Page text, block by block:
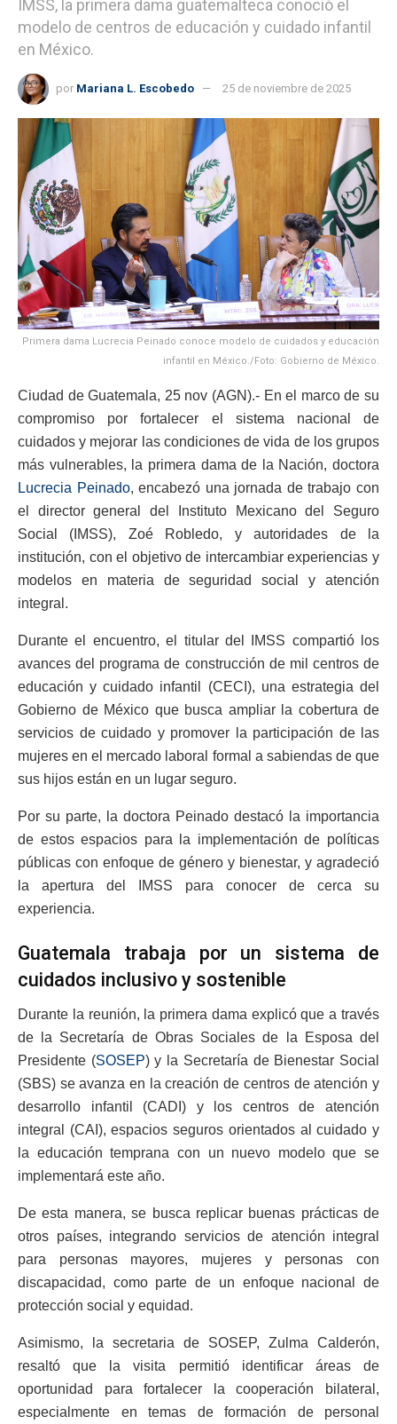
IMSS, la primera dama guatemalteca conoció el
modelo de centros de educación y cuidado infantil
en México.
por Mariana L. Escobedo 25 de noviembre de 2025
Primera dama Lucrecia Peinado conoce modelo de cuidados y educación
infantil en México./Foto: Gobierno de México.
Ciudad de Guatemala, 25 nov (AGN).- En el marco de su
compromiso por fortalecer el sistema nacional de
cuidados y mejorar las condiciones de vida de los grupos
más vulnerables, la primera dama de la Nación, doctora
Lucrecia Peinado, encabezó una jornada de trabajo con
el director general del Instituto Mexicano del Seguro
Social (IMSS), Zoé Robledo, y autoridades de la
institución, con el objetivo de intercambiar experiencias y
modelos en materia de seguridad social y atención
integral.
Durante el encuentro, el titular del IMSS compartió los
avances del programa de construcción de mil centros de
educación y cuidado infantil (CECI), una estrategia del
Gobierno de México que busca ampliar la cobertura de
servicios de cuidado y promover la participación de las
mujeres en el mercado laboral formal a sabiendas de que
sus hijos están en un lugar seguro.
Por su parte, la doctora Peinado destacó la importancia
de estos espacios para la implementación de políticas
públicas con enfoque de género y bienestar, y agradeció
la apertura del IMSS para conocer de cerca su
experiencia.
Guatemala trabaja por un sistema de
cuidados inclusivo y sostenible
Durante la reunión, la primera dama explicó que a través
de la Secretaría de Obras Sociales de la Esposa del
Presidente (SOSEP) y la Secretaría de Bienestar Social
(SBS) se avanza en la creación de centros de atención y
desarrollo infantil (CADI) y los centros de atención
integral (CAI), espacios seguros orientados al cuidado y
la educación temprana con un nuevo modelo que se
implementará este año.
De esta manera, se busca replicar buenas prácticas de
otros países, integrando servicios de atención integral
para personas mayores, mujeres y personas con
discapacidad, como parte de un enfoque nacional de
protección social y equidad.
Asimismo, la secretaria de SOSEP, Zulma Calderón,
resaltó que la visita permitió identificar áreas de
oportunidad para fortalecer la cooperación bilateral,
especialmente en temas de formación de personal